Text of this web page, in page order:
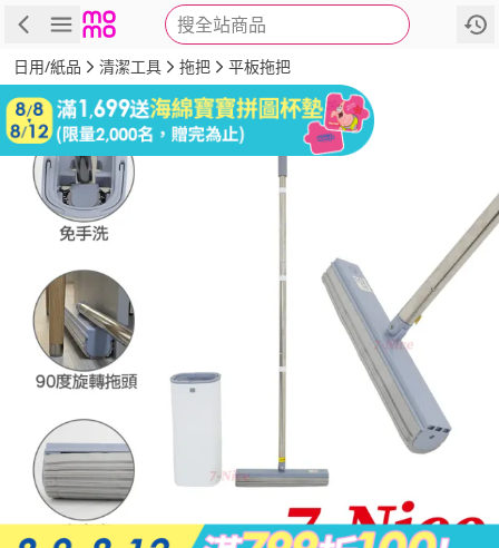
搜全站商品
商品 評價 詳情
日用/紙品 清潔工具 拖把 平板拖把